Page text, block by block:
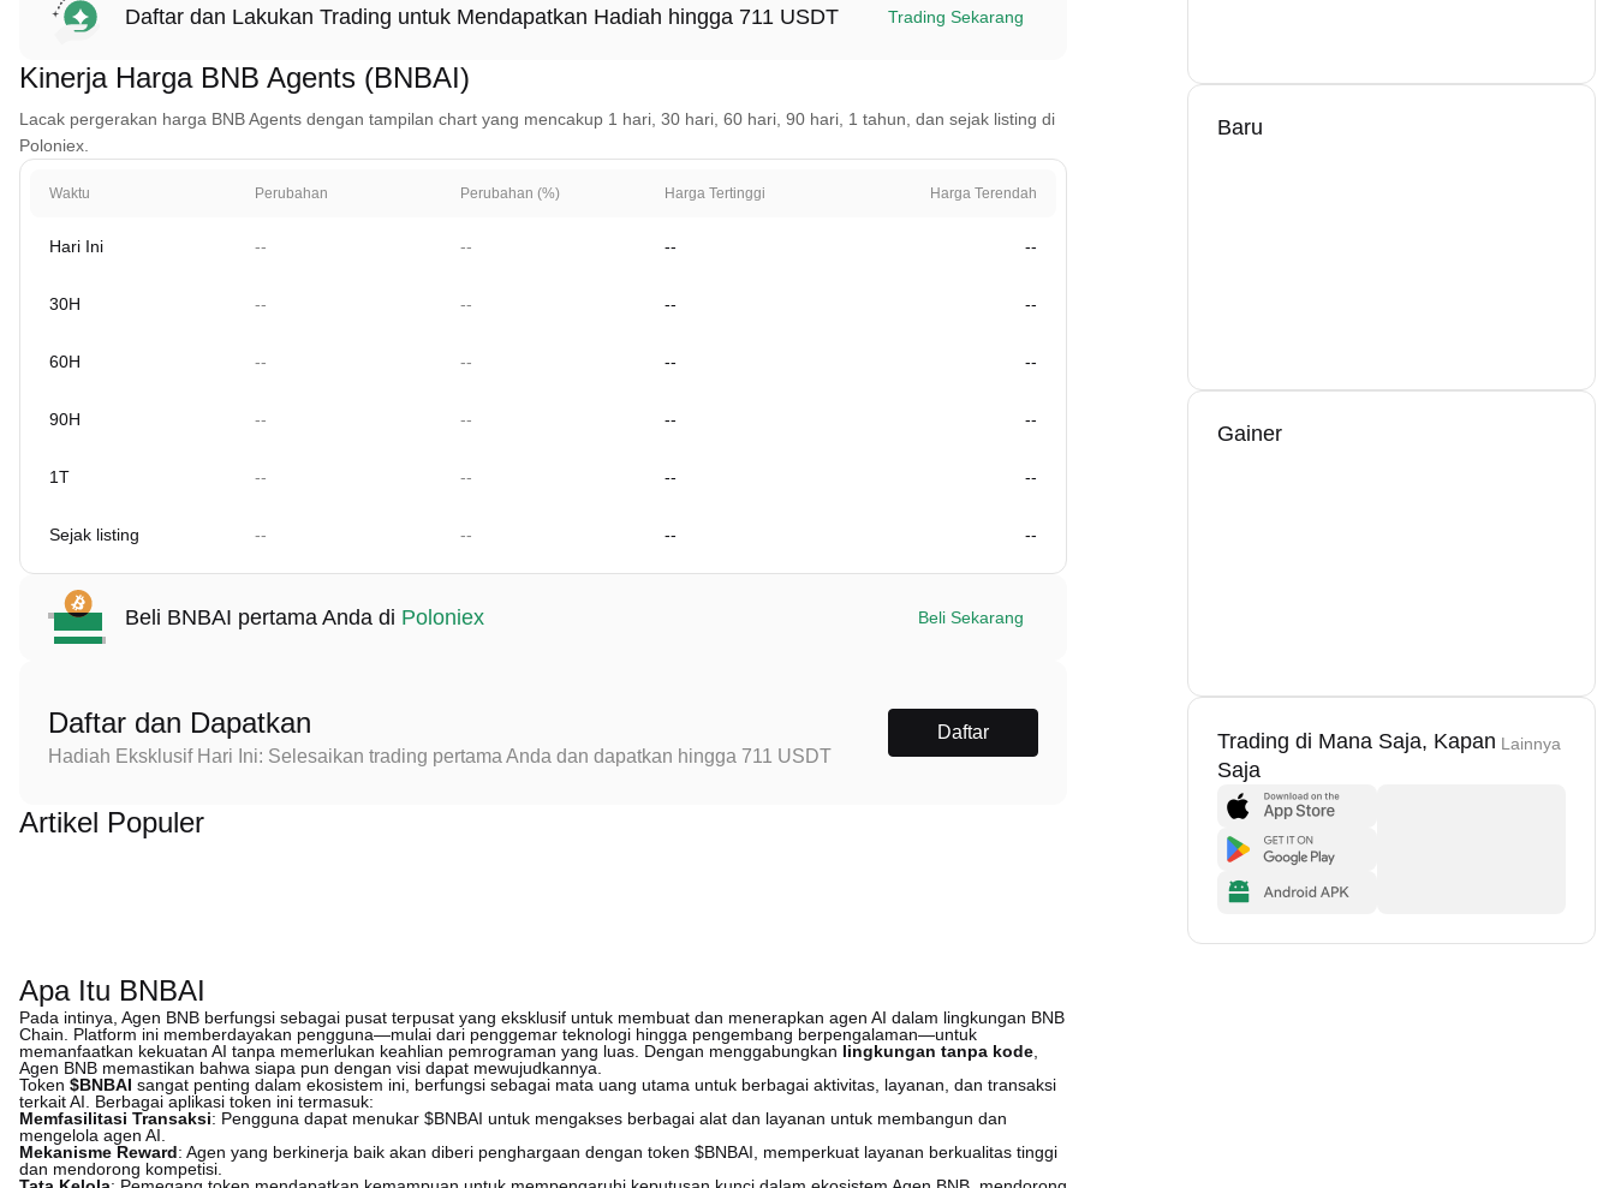
Daftar dan Lakukan Trading untuk Mendapatkan Hadiah hingga 711 USDT Trading Sekarang
Kinerja Harga BNB Agents (BNBAI)
Lacak pergerakan harga BNB Agents dengan tampilan chart yang mencakup 1 hari, 30 hari, 60 hari, 90 hari, 1 tahun, dan sejak listing di
Poloniex.
Waktu Perubahan Perubahan (%) Harga Tertinggi Harga Terendah
Hari Ini -- -- -- --
30H -- -- -- --
60H -- -- -- --
90H -- -- -- --
1T -- -- -- --
Sejak listing -- -- -- --
Beli BNBAI pertama Anda di Poloniex Beli Sekarang
Daftar dan Dapatkan
Hadiah Eksklusif Hari Ini: Selesaikan trading pertama Anda dan dapatkan hingga 711 USDT
Daftar
Artikel Populer
Apa Itu BNBAI
Pada intinya, Agen BNB berfungsi sebagai pusat terpusat yang eksklusif untuk membuat dan menerapkan agen AI dalam lingkungan BNB
Chain. Platform ini memberdayakan pengguna—mulai dari penggemar teknologi hingga pengembang berpengalaman—untuk
memanfaatkan kekuatan AI tanpa memerlukan keahlian pemrograman yang luas. Dengan menggabungkan lingkungan tanpa kode
Agen BNB memastikan bahwa siapa pun dengan visi dapat mewujudkannya.
Token $BNBAI sangat penting dalam ekosistem ini, berfungsi sebagai mata uang utama untuk berbagai aktivitas, layanan, dan transaksi
terkait AI. Berbagai aplikasi token ini termasuk:
Memfasilitasi Transaksi: Pengguna dapat menukar $BNBAI untuk mengakses berbagai alat dan layanan untuk membangun dan
mengelola agen AI.
Mekanisme Reward: Agen yang berkinerja baik akan diberi penghargaan dengan token $BNBAI, memperkuat layanan berkualitas tinggi
dan mendorong kompetisi.
Baru
Gainer
Trading di Mana Saja, Kapan
Saja
Lainnya